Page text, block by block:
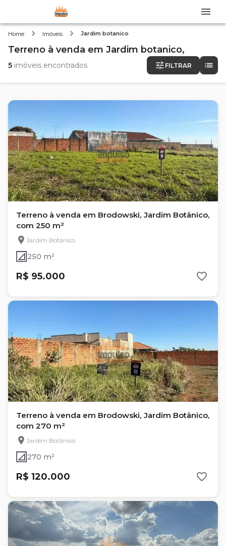
Home Imóveis Jardim botanico
Terreno à venda em Jardim botanico,
5 imóveis encontrados FILTRAR
Terreno à venda em Brodowski, Jardim Botânico,
com 250 m²
Jardim Botânico
250 m²
R$ 95.000
Terreno à venda em Brodowski, Jardim Botânico,
com 270 m²
Jardim Botânico
270 m²
R$ 120.000